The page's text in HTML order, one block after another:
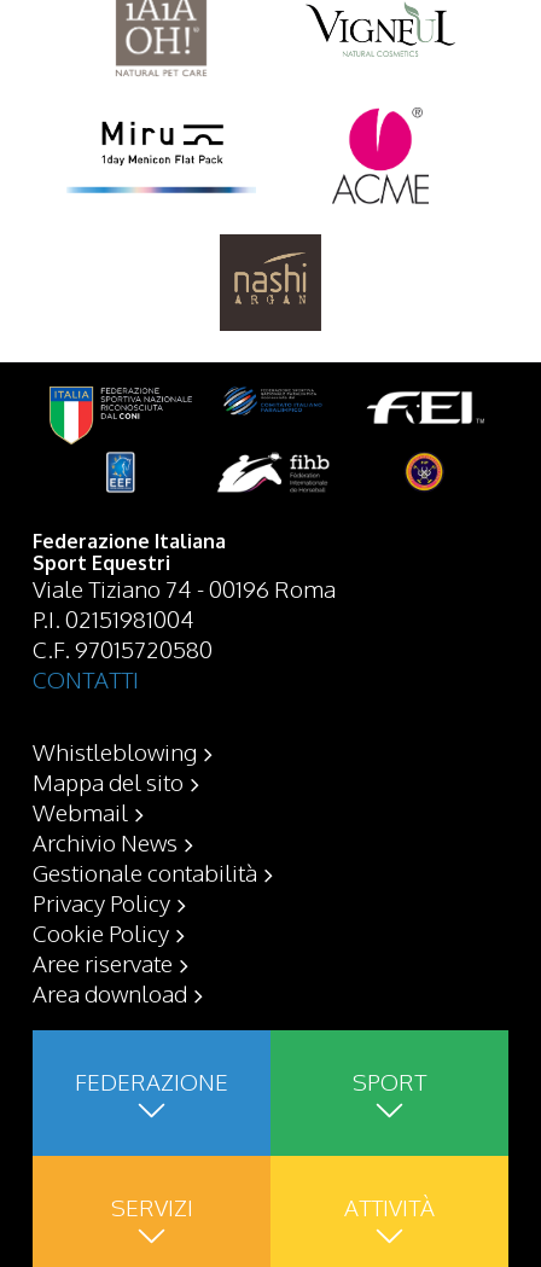
Federazione Italiana
Sport Equestri
Viale Tiziano 74 - 00196 Roma
P.I. 02151981004
C.F. 97015720580
CONTATTI
Whistleblowing
Mappa del sito
Webmail
Archivio News
Gestionale contabilità
Privacy Policy
Cookie Policy
Aree riservate
Area download
FEDERAZIONE SPORT
SERVIZI ATTIVITÀ